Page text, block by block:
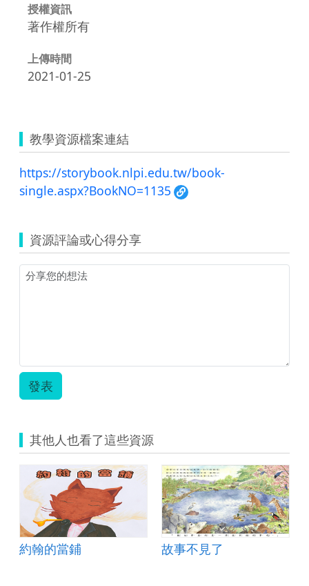
授權資訊
著作權所有
上傳時間
2021-01-25
教學資源檔案連結
https://storybook.nlpi.edu.tw/book-
single.aspx?BookNO=1135
資源評論或心得分享
發表
其他人也看了這些資源
約翰的當鋪 故事不見了